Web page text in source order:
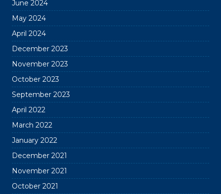
June 2024
May 2024
April 2024
December 2023
November 2023
October 2023
September 2023
April 2022
March 2022
January 2022
December 2021
November 2021
October 2021